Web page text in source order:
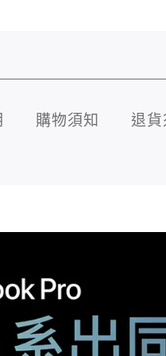
購物須知 退